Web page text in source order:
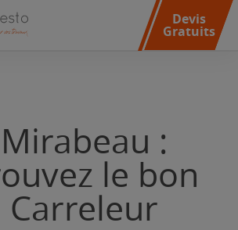
Devis
Gratuits
Mirabeau :
le bon
Carreleur